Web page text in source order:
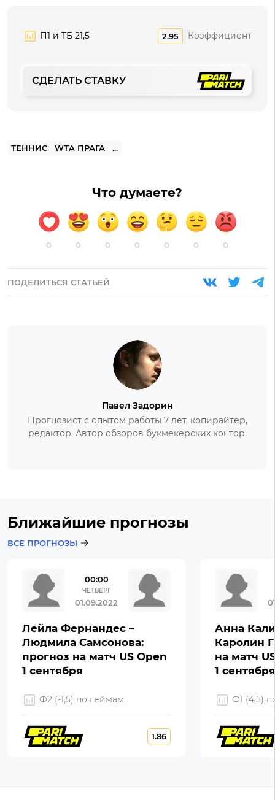
П1 и ТБ 21,5 2.95 Коэффициент
СДЕЛАТЬ СТАВКУ
ТЕННИС WTA ПРАГА ...
Что думаете?
0 0 0 0 0 0 0
ПОДЕЛИТЬСЯ СТАТЬЕЙ
Павел Задорин
Прогнозист с опытом работы 7 лет, копирайтер,
редактор. Автор обзоров букмекерских контор.
Ближайшие прогнозы
ВСЕ ПРОГНОЗЫ
00:00
ЧЕТВЕРГ
01.09.2022
Лейла Фернандес –
Людмила Самсонова:
прогноз на матч US Open
1 сентября
Ф2 (-1,5) по геймам
1.86
Анна
Каролин
на матч
1 сентября
Ф1 (4,5)